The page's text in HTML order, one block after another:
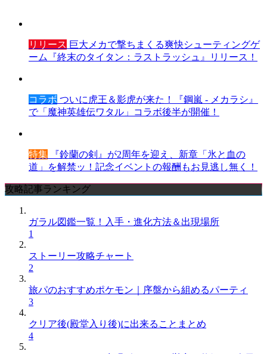
リリース 巨大メカで撃ちまくる爽快シューティングゲ
ーム『終末のタイタン：ラストラッシュ』リリース！
コラボ ついに虎王＆影虎が来た！『鋼嵐 - メカラシ』
で「魔神英雄伝ワタル」コラボ後半が開催！
特集 『鈴蘭の剣』が2周年を迎え、新章「氷と血の
道」を解禁ッ！記念イベントの報酬もお見逃し無く！
攻略記事ランキング
ガラル図鑑一覧！入手・進化方法＆出現場所
1
ストーリー攻略チャート
2
旅パのおすすめポケモン｜序盤から組めるパーティ
3
クリア後(殿堂入り後)に出来ることまとめ
4